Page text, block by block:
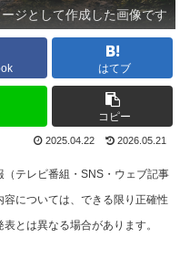
ジとして作成した画像です
はてブ
コピー
2025.04.22 2026.05.21
テレビ番組・SNS・ウェブ記事
については、できる限り正確性
とは異なる場合があります。